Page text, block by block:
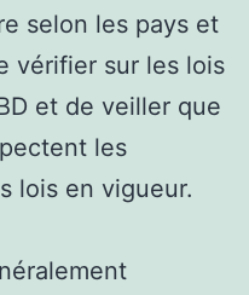
selon les pays et
vérifier sur les lois
et de veiller que
les
lois en vigueur.